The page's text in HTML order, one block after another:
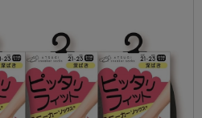
MEN KIDS